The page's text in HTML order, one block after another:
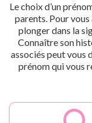
Le choix d’un
parents. Pour
plonger dans la
Connaître son
associés peut vous
prénom qui vous